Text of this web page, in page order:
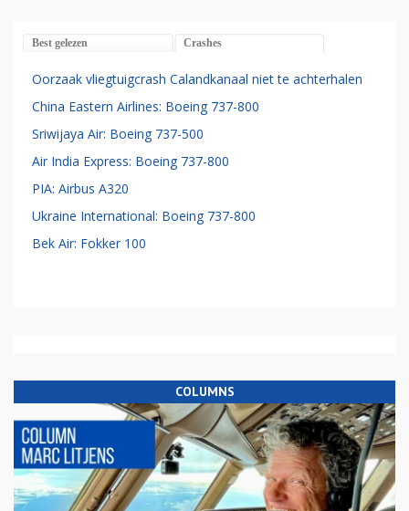
Best gelezen Crashes
Oorzaak vliegtuigcrash Calandkanaal niet te achterhalen
China Eastern Airlines: Boeing 737-800
Sriwijaya Air: Boeing 737-500
Air India Express: Boeing 737-800
PIA: Airbus A320
Ukraine International: Boeing 737-800
Bek Air: Fokker 100
COLUMNS